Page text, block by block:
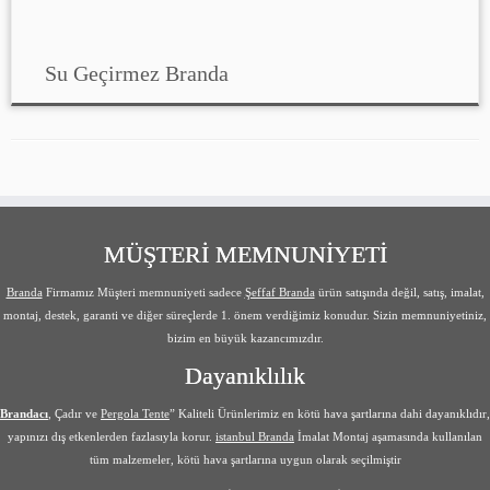
Su Geçirmez Branda
MÜŞTERİ MEMNUNİYETİ
Branda Firmamız Müşteri memnuniyeti sadece Şeffaf Branda ürün satışında değil, satış, imalat,
montaj, destek, garanti ve diğer süreçlerde 1. önem verdiğimiz konudur. Sizin memnuniyetiniz,
bizim en büyük kazancımızdır.
Dayanıklılık
Brandacı , Çadır ve Pergola Tente” Kaliteli Ürünlerimiz en kötü hava şartlarına dahi dayanıklıdır,
yapınızı dış etkenlerden fazlasıyla korur. istanbul Branda İmalat Montaj aşamasında kullanılan
tüm malzemeler, kötü hava şartlarına uygun olarak seçilmiştir